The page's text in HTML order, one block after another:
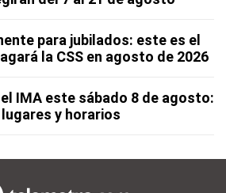
para jubilados: este es el
la CSS en agosto de 2026
IMA este sábado 8 de agosto:
y horarios